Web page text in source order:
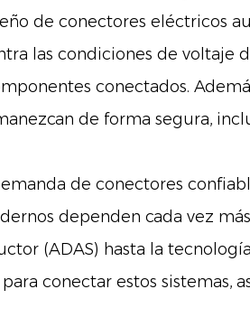
de conectores eléctricos
las condiciones de voltaje
conectados.
de forma segura,
de conectores
dependen cada vez
(ADAS) hasta la
conectar estos sistemas,